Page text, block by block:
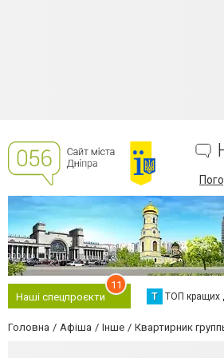
Наші спецпроєкти
11
Т ТОП кращих
Головна Афіша Інше Квартирник